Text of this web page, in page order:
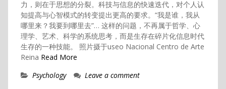
力，则在于思想的分裂。科技与信息的快速迭代，对个人认
知提高与心智模式的转变提出更高的要求。“我是谁，我从
哪里来？我要到哪里去”… 这样的问题，不再属于哲学、心
理学、艺术、科学的系统思考，而是生存在碎片化信息时代
生存的一种技能。 照片摄于useo Nacional Centro de Arte
Reina Read More
Psychology
Leave a comment